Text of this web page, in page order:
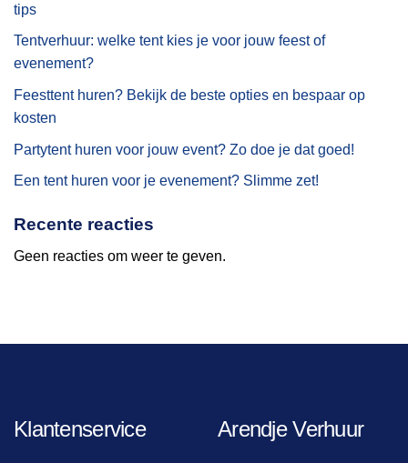
tips
Tentverhuur: welke tent kies je voor jouw feest of
evenement?
Feesttent huren? Bekijk de beste opties en bespaar op
kosten
Partytent huren voor jouw event? Zo doe je dat goed!
Een tent huren voor je evenement? Slimme zet!
Recente reacties
Geen reacties om weer te geven.
Klantenservice Arendje Verhuur